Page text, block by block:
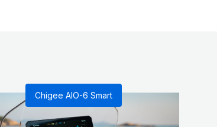
Chigee AIO-6 Smart